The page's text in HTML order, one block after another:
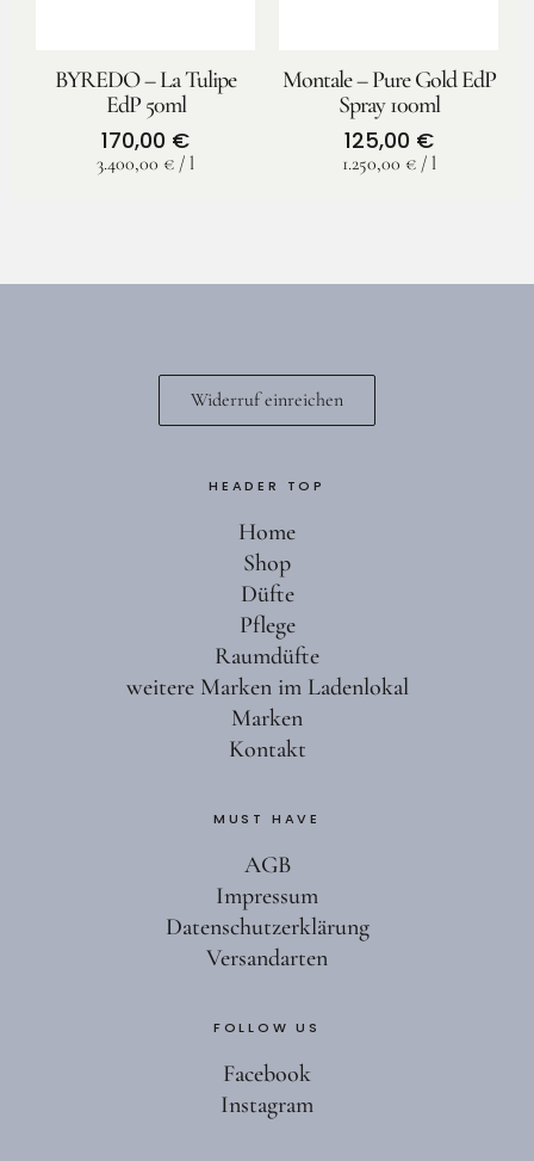
BYREDO – La Tulipe
EdP 50ml
170,00 €
3.400,00 € / l
Montale – Pure Gold EdP
Spray 100ml
125,00 €
1.250,00 €/ l
Widerruf einreichen
HEADER TOP
Home
Shop
Düfte
Pflege
Raumdüfte
weitere Marken im Ladenlokal
Marken
Kontakt
MUST HAVE
AGB
Impressum
Datenschutzerklärung
Versandarten
FOLLOW US
Facebook
Instagram